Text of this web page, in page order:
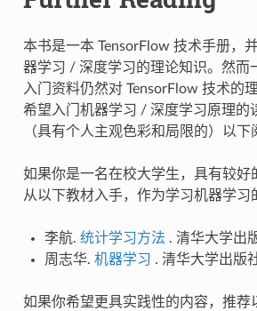
本书是一本 TensorFlow 技术手册，
器学习 / 深度学习的理论知识。然而
入门资料仍然对 TensorFlow 技术的
希望入门机器学习 / 深度学习原理的
（具有个人主观色彩和局限的）以下
如果你是一名在校大学生，具有较好
从以下教材入手，作为学习机器学习
李航. 统计学习方法 . 清华大学出
周志华. 机器学习 . 清华大学出版
如果你希望更具实践性的内容，推荐